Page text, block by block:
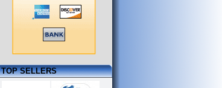
TOP SELLERS